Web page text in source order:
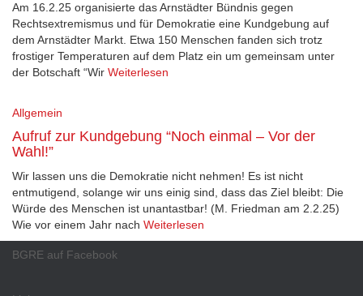
Am 16.2.25 organisierte das Arnstädter Bündnis gegen
Rechtsextremismus und für Demokratie eine Kundgebung auf
dem Arnstädter Markt. Etwa 150 Menschen fanden sich trotz
frostiger Temperaturen auf dem Platz ein um gemeinsam unter
der Botschaft “Wir Weiterlesen
Allgemein
Aufruf zur Kundgebung “Noch einmal – Vor der
Wahl!”
Wir lassen uns die Demokratie nicht nehmen! Es ist nicht
entmutigend, solange wir uns einig sind, dass das Ziel bleibt: Die
Würde des Menschen ist unantastbar! (M. Friedman am 2.2.25)
Wie vor einem Jahr nach Weiterlesen
BGRE auf Facebook